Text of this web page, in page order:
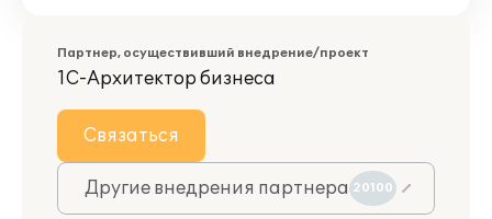
Партнер, осуществивший внедрение/проект
1С-Архитектор бизнеса
Связаться
Другие внедрения партнера 20100